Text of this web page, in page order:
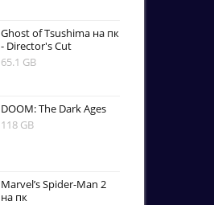
Ghost of Tsushima на пк
- Director's Cut
65.1 GB
DOOM: The Dark Ages
118 GB
Marvel’s Spider-Man 2
на пк